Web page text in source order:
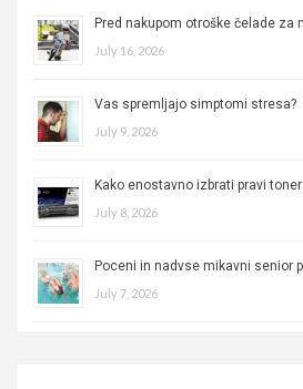
Pred nakupom otroške čelade za
July 16, 2026
Vas spremljajo simptomi stresa?
July 9, 2026
Kako enostavno izbrati pravi
July 8, 2026
Poceni in nadvse mikavni senior
July 7, 2026